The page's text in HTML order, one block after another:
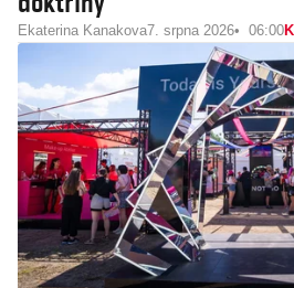
Ekaterina Kanakova7. srpna 2026 06:00